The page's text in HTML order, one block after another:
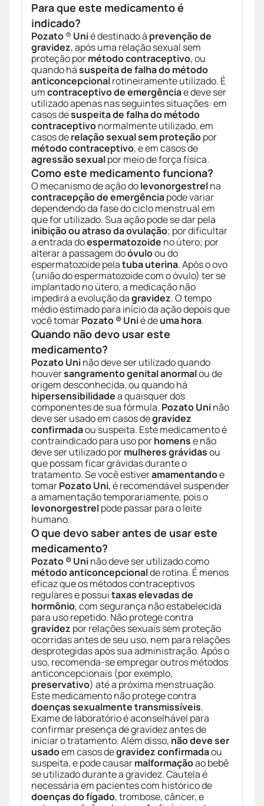
Para que este medicamento é
indicado?
Pozato® Unié destinado à prevenção de
gravidez, após uma relação sexual sem
proteção pormétodo contraceptivo, ou
quando hásuspeita de falha do método
anticoncepcionalrotineiramente utilizado. É
umcontraceptivo de emergênciae deve ser
utilizado apenas nas seguintes situações: em
casos desuspeita de falha do método
contraceptivonormalmente utilizado, em
casos derelação sexual sem proteçãopor
método contraceptivo, e em casos de
agressão sexualpor meio de força física.
Como este medicamento funciona?
O mecanismo de ação dolevonorgestrelna
contracepção de emergênciapode variar
dependendo da fase do ciclo menstrual em
que for utilizado. Sua ação pode se dar pela
inibição ou atraso da ovulação; por dificultar
a entrada doespermatozoide no útero; por
alterar a passagem doóvuloou do
espermatozoide pelatuba uterina. Após o ovo
(união do espermatozoide com o óvulo) ter se
implantado no útero, a medicação não
impedirá a evolução dagravidez. O tempo
médio estimado para início da ação depois que
você tomarPozato ® Unié deuma hora.
Quando não devo usar este
medicamento?
Pozato Uninão deve ser utilizado quando
houversangramento genital anormalou de
origem desconhecida, ou quando há
hipersensibilidadea quaisquer dos
componentes de sua fórmula. Pozato Uninão
deve ser usado em casos degravidez
confirmadaou suspeita. Este medicamento é
contraindicado para uso porhomense não
deve ser utilizado pormulheres grávidasou
que possam ficar grávidas durante o
tratamento. Se você estiveramamentandoe
tomarPozato Uni, é recomendável suspender
a amamentação temporariamente, pois o
levonorgestrelpode passar para o leite
humano.
O que devo saber antes de usar este
medicamento?
Pozato ® Uninão deve ser utilizado como
método anticoncepcionalde rotina. É menos
eficaz que os métodos contraceptivos
regulares e possuitaxas elevadas de
hormônio, com segurança não estabelecida
para uso repetido. Não protege contra
gravidez por relações sexuais sem proteção
ocorridas antes de seu uso, nem para relações
desprotegidas após sua administração. Após o
uso, recomenda-se empregar outros métodos
anticoncepcionais (por exemplo,
preservativo) até a próxima menstruação.
Este medicamento não protege contra
doenças sexualmente transmissíveis.
Exame de laboratório é aconselhável para
confirmar presença de gravidez antes de
iniciar o tratamento. Além disso, não deve ser
usadoem casos degravidez confirmadaou
suspeita, e pode causarmalformaçãoao bebê
se utilizado durante a gravidez. Cautela é
necessária em pacientes com histórico de
doenças do fígado, trombose, câncer, e